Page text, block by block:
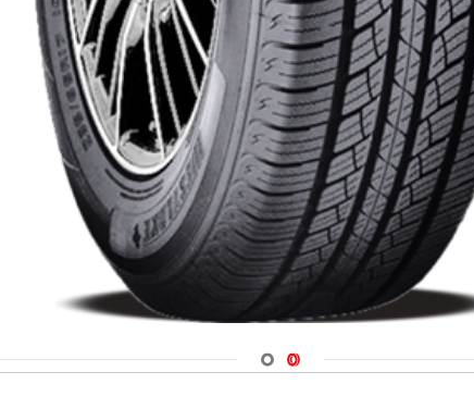
Navigate 1
Navigate 2